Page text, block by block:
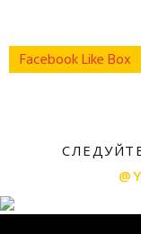
Facebook Like Box